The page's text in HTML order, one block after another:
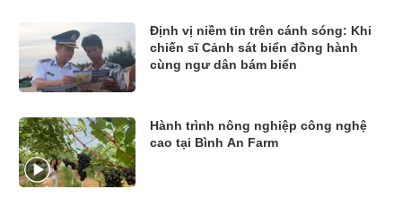
Định vị niềm tin trên cánh sóng: Khi
chiến sĩ Cảnh sát biển đồng hành
cùng ngư dân bám biển
Hành trình nông nghiệp công nghệ
cao tại Bình An Farm